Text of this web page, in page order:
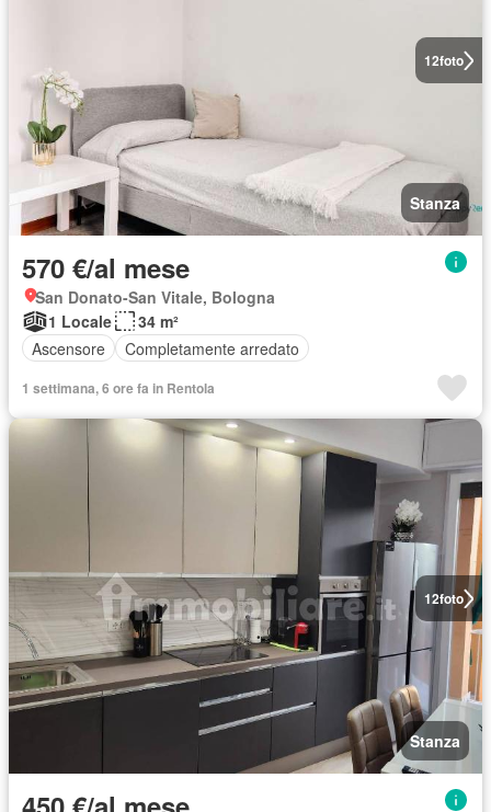
12foto
Stanza
570 €/al mese
San Donato-San Vitale, Bologna
1 Locale
34 m²
Ascensore
Completamente arredato
1 settimana, 6 ore fa in Rentola
12foto
Stanza